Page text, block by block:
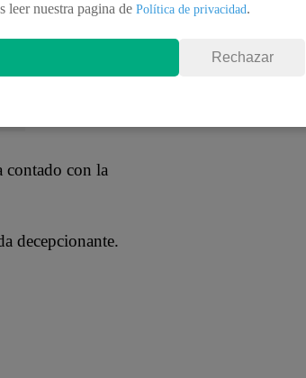
contado con la
decepcionante.
leer nuestra pagina de Política de privacidad.
Rechazar